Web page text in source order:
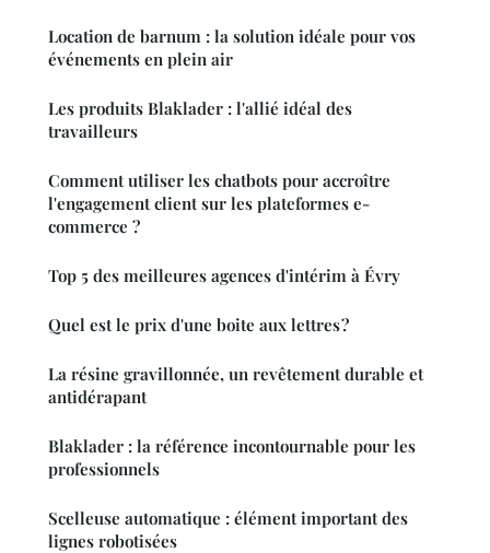
Location de barnum : la solution idéale pour vos
événements en plein air
Les produits Blaklader : l'allié idéal des
travailleurs
Comment utiliser les chatbots pour accroître
l'engagement client sur les plateformes e-
commerce ?
Top 5 des meilleures agences d'intérim à Évry
Quel est le prix d'une boite aux lettres ?
La résine gravillonnée, un revêtement durable et
antidérapant
Blaklader : la référence incontournable pour les
professionnels
Scelleuse automatique : élément important des
lignes robotisées